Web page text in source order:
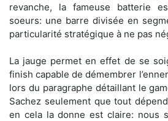
revanche, la fameuse batterie
soeurs: une barre divisée en
particularité stratégique à ne pas
La jauge permet en effet de se
finish capable de démembrer
lors du paragraphe détaillant le
Sachez seulement que tout
en cela la donne est claire: nous